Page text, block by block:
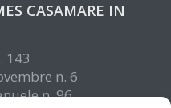
CASAMARE IN
143
n. 6
n. 96